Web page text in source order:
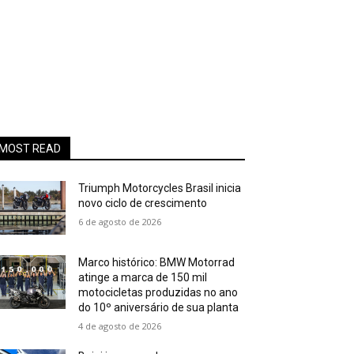
MOST READ
Triumph Motorcycles Brasil inicia
novo ciclo de crescimento
6 de agosto de 2026
Marco histórico: BMW Motorrad
atinge a marca de 150 mil
motocicletas produzidas no ano
do 10º aniversário de sua planta
4 de agosto de 2026